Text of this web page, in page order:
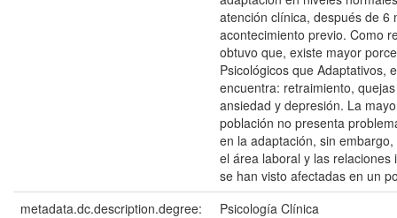
atención clínica, después de 6
acontecimiento previo. Como
obtuvo que, existe mayor
Psicológicos que Adaptativos,
encuentra: retraimiento,
ansiedad y depresión. La
población no presenta
en la adaptación, sin
el área laboral y las relaciones
se han visto afectadas en un
metadata.dc.description.degree:
Psicología Clínica